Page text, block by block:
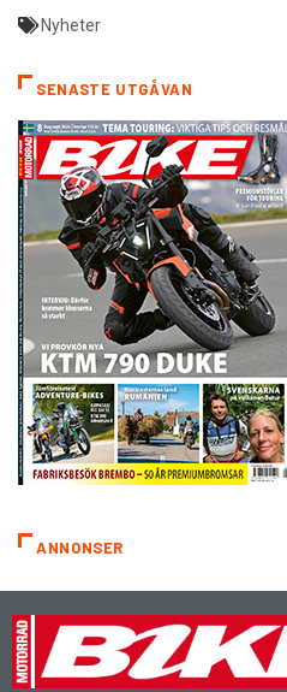
Nyheter
SENASTE UTGÅVAN
ANNONSER